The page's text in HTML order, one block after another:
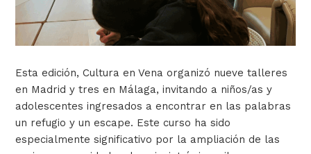
Esta edición, Cultura en Vena organizó nueve talleres
en Madrid y tres en Málaga, invitando a niños/as y
adolescentes ingresados a encontrar en las palabras
un refugio y un escape. Este curso ha sido
especialmente significativo por la ampliación de las